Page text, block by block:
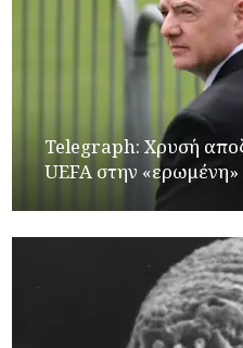
Telegraph: Χρυσή
UEFA στην «ερωμένη»